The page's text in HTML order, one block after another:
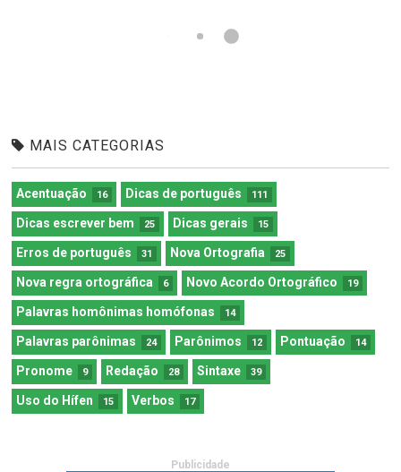
MAIS CATEGORIAS
Acentuação 16 Dicas de português 111
Dicas escrever bem 25 Dicas gerais 15
Erros de português 31 Nova Ortografia 25
Nova regra ortográfica 6 Novo Acordo Ortográfico 19
Palavras homônimas homófonas 14
Palavras parônimas 24 Parônimos 12 Pontuação 14
Pronome 9 Redação 28 Sintaxe 39
Uso do Hífen 15 Verbos 17
Publicidade